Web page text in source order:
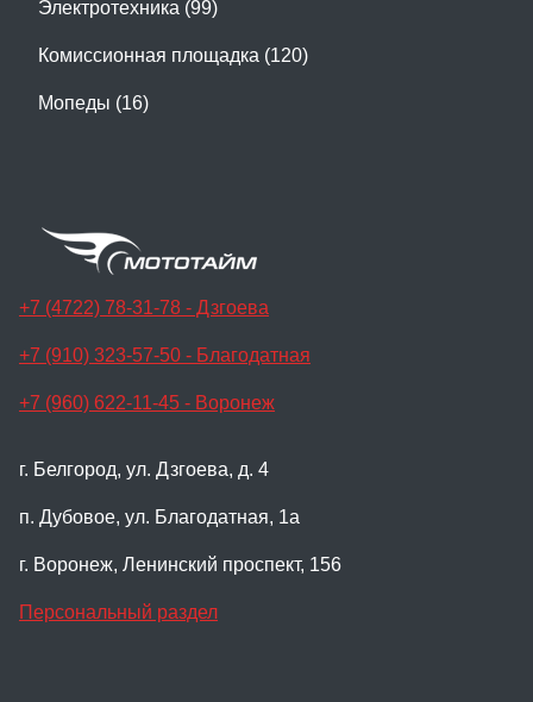
Электротехника (99)
Комиссионная площадка (120)
Мопеды (16)
+7 (4722) 78-31-78 - Дзгоева
+7 (910) 323-57-50 - Благодатная
+7 (960) 622-11-45 - Воронеж
г. Белгород, ул. Дзгоева, д. 4
п. Дубовое, ул. Благодатная, 1а
г. Воронеж, Ленинский проспект, 156
Персональный раздел